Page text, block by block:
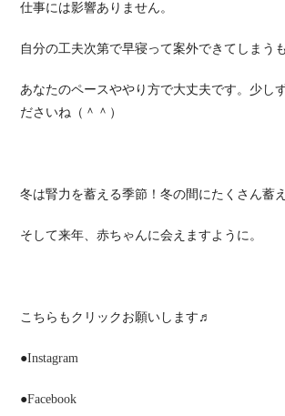
仕事には影響ありません。
自分の工夫次第で早寝って案外できてしまう
あなたのペースややり方で大丈夫です。少し
ださいね（＾＾）
冬は腎力を蓄える季節！冬の間にたくさん蓄
そして来年、赤ちゃんに会えますように。
こちらもクリックお願いします♬
●Instagram
●Facebook